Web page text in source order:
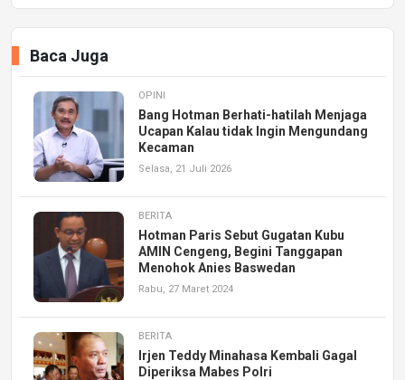
Baca Juga
OPINI
Bang Hotman Berhati-hatilah Menjaga
Ucapan Kalau tidak Ingin Mengundang
Kecaman
Selasa, 21 Juli 2026
BERITA
Hotman Paris Sebut Gugatan Kubu
AMIN Cengeng, Begini Tanggapan
Menohok Anies Baswedan
Rabu, 27 Maret 2024
BERITA
Irjen Teddy Minahasa Kembali Gagal
Diperiksa Mabes Polri